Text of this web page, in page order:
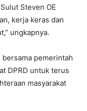
Steven OE
kerja keras dan
ungkapnya.
pemerintah
DPRD untuk terus
masyarakat